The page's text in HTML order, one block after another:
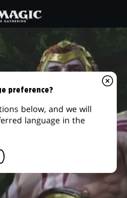
preference?
below, and we will
language in the